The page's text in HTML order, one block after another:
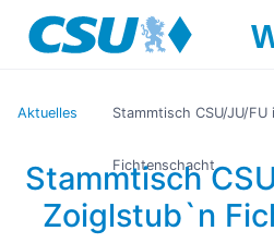
Aktuelles Stammtisch CSU/JU/
Fichtenschacht
Stammtisch
Zoiglstub`n